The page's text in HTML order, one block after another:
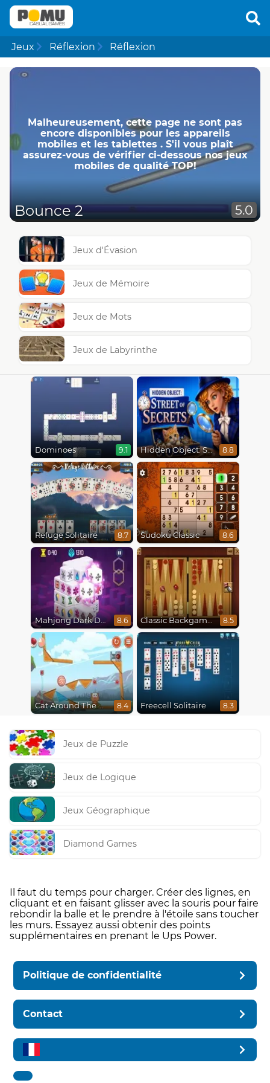
Jeux Réflexion Réflexion
Malheureusement, cette page ne ​​sont pas
encore disponibles pour les appareils
mobiles et les tablettes . S'il vous plaît
assurez-vous de vérifier ci-dessous nos jeux
mobiles de qualité TOP!
Bounce 2 5.0
Jeux d'Évasion
Jeux de Mémoire
Jeux de Mots
Jeux de Labyrinthe
Dominoes 9.1 Hidden Object: Street Of Secrets 8.8
Refuge Solitaire 8.7 Sudoku Classic 8.6
Mahjong Dark Dimensions 8.6 Classic Backgammon 8.5
Cat Around The World 8.4 Freecell Solitaire 8.3
Jeux de Puzzle
Jeux de Logique
Jeux Géographique
Diamond Games
Il faut du temps pour charger. Créer des lignes, en
cliquant et en faisant glisser avec la souris pour faire
rebondir la balle et le prendre à l'étoile sans toucher
les murs. Essayez aussi obtenir des points
supplémentaires en prenant le Ups Power.
Politique de confidentialité
Contact